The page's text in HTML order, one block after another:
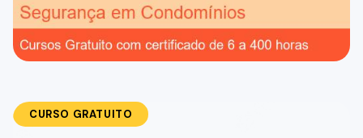
CURSO GRATUITO